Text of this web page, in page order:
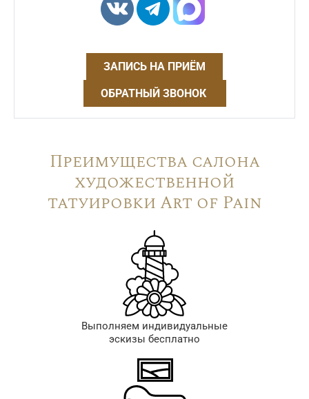
ЗАПИСЬ НА ПРИЁМ
ОБРАТНЫЙ ЗВОНОК
Преимущества салона
художественной
татуировки Art of Pain
Выполняем индивидуальные
эскизы бесплатно